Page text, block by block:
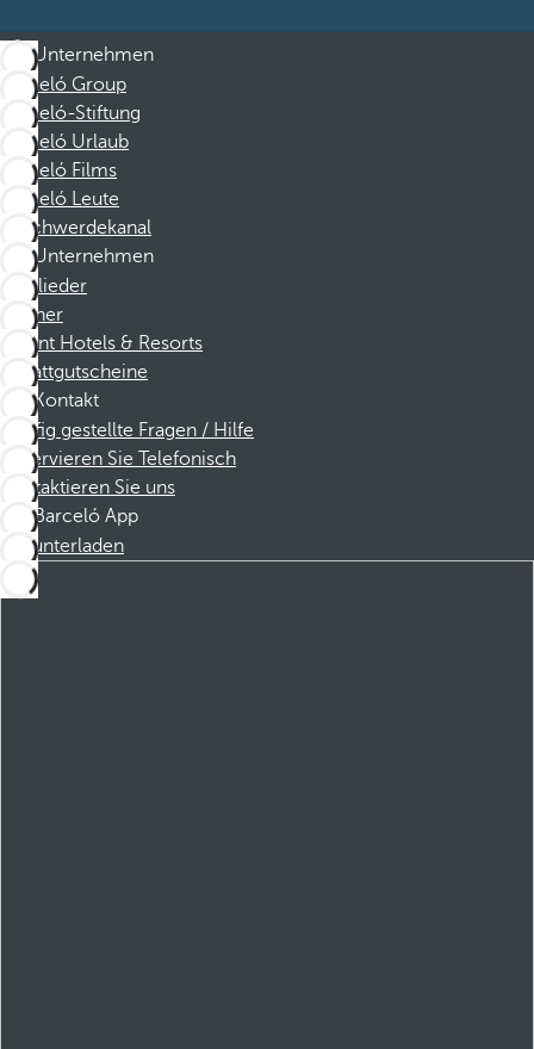
Unternehmen
Barceló Group
Barceló-Stiftung
Barceló Urlaub
Barceló Films
Barceló Leute
Beschwerdekanal
Unternehmen
Mitglieder
Partner
Dorint Hotels & Resorts
Rabattgutscheine
Kontakt
Häufig gestellte Fragen / Hilfe
Reservieren Sie Telefonisch
Kontaktieren Sie uns
Barceló App
Herunterladen